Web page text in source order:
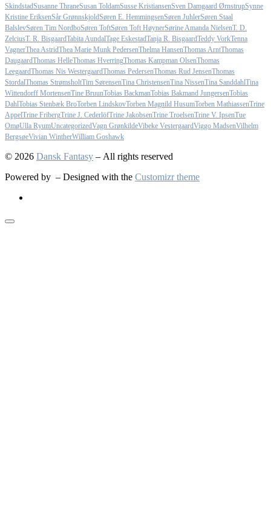
SkindstadSusanne ThraneSusan ToldamSusse KristiansenSven Damgaard ØrnstrupSynne
Kristine EriksenSår GrønnskjoldSøren E. HemmingsenSøren JuhlerSøren Staal
BalslevSøren Tim NordboSøren ToftSøren Toft HøynerSørine Amanda NielsenT. D.
ZelciusT. R. BisgaardTabita AundalTage EskestadTanja R. BisgaardTeddy VorkTenna
VagnerThea AstridThea Marie Munk PedersenThelma HansenThomas ArntThomas
DaugaardThomas HelleThomas HverringThomas Kampman OlsenThomas
LeegaardThomas Nis WestergaardThomas PedersenThomas Rud JensenThomas
StordalThomas StrømsholtTim SørensenTina ChristensenTina NissenTina SanddahlTina
Wittendorff MortensenTine BruunTobias BackmanTobias Bakmand JungersenTobias
DahlTobias Stenbæk BroTorben LindskovTorben Magnild HusumTorben MathiassenTrine
AppelTrine FribergTrine J. CederlöfTrine JakobsenTrine TroelsenTrine V. IpsenTue
OmøUlla RyumUncategorizedVagn GrønkildeVibeke VestergaardViggo MadsenVilhelm
BergsøeVivian WintherWilliam Goshawk
© 2026 Dansk Fantasy – All rights reserved
Powered by – Designed with the Customizr theme